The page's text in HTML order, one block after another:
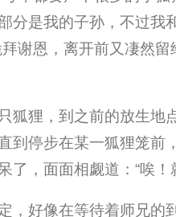
分是我的子孙，不过我
谢恩，离开前又凄然
狐狸，到之前的放生地
到停步在某一狐狸笼前
，面面相觑道：“唉！
好像在等待着师兄的